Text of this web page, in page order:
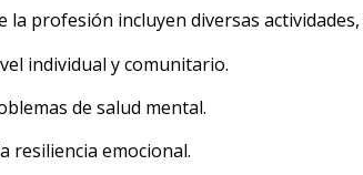
profesión incluyen diversas actividades,
individual y comunitario.
de salud mental.
resiliencia emocional.